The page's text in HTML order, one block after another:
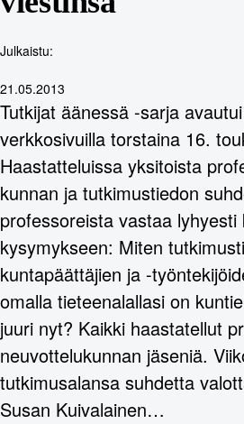
Julkaistu:
21.05.2013
Tutkijat äänessä -sarja
verkkosivuilla torstaina 16.
Haastatteluissa yksitoista
kunnan ja tutkimustiedon
professoreista vastaa lyhyesti
kysymykseen: Miten
kuntapäättäjien ja -
omalla tieteenalallasi on
juuri nyt? Kaikki haastatellut
neuvottelukunnan jäseniä.
tutkimusalansa suhdetta
Susan Kuivalainen…